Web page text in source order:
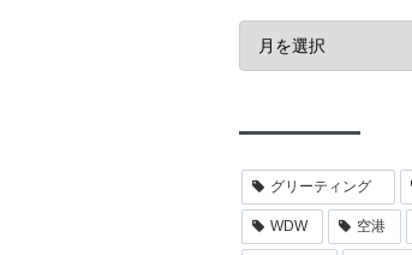
グリーティング
WDW 空港